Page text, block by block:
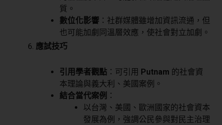
質。
數位化影響 ：社群媒體雖增加資訊流通，但
也可能加劇同溫層效應，使社會對立加劇。
應試技巧
引用學者觀點 ：可引用 Putnam 的社會資
本理論與義大利、美國案例。
結合當代案例 ：
以台灣、美國、歐洲國家的社會資本
發展為例，強調公民參與對民主治理